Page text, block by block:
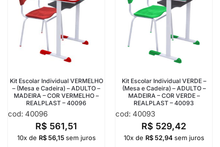
Kit Escolar Individual VERMELHO
– (Mesa e Cadeira) – ADULTO –
MADEIRA – COR VERMELHO –
REALPLAST – 40096
cod: 40096
R$ 561,51
10x de R$56,15 sem juros
Kit Escolar Individual VERDE –
(Mesa e Cadeira) – ADULTO –
MADEIRA – COR VERDE –
REALPLAST – 40093
cod: 40093
R$ 529,42
10x de R$52,94 sem juros